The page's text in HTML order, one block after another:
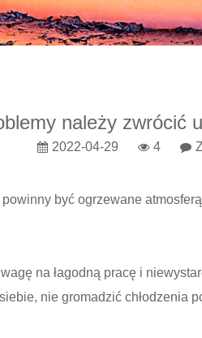
należy zwrócić
2022-04-29 4
być ogrzewane
na łagodną pracę i
nie gromadzić chłodzenia